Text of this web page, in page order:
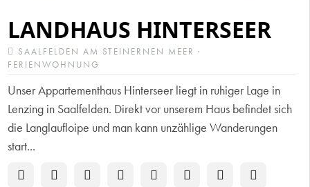
LANDHAUS HINTERSEER
SAALFELDEN AM STEINERNEN MEER ·
FERIENWOHNUNG
Unser Appartementhaus Hinterseer liegt in ruhiger Lage in
Lenzing in Saalfelden. Direkt vor unserem Haus befindet sich
die Langlaufloipe und man kann unzählige Wanderungen
start...